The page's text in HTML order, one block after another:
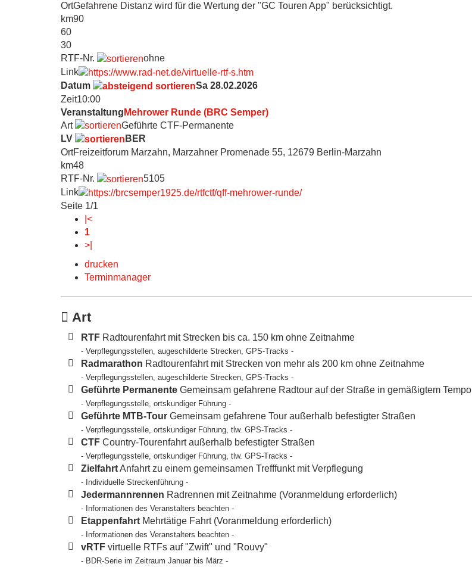
OrtGefahrene Distanz wird für die Wertung der "GC Touren App" berücksichtigt.
km90
60
30
RTF-Nr.
ohne
Link
Datum
Sa 28.02.2026
Zeit10:00
Veranstaltung Mehrower Runde (BRC Semper)
Art
Geführte CTF-Permanente
LV
BER
OrtFreizeitforum Marzahn, Marzahner Promenade 55, 12679 Berlin-Marzahn
km48
RTF-Nr.
5105
Link
Seite 1/1
|<
1
>|
drucken
Terminmanager
Art
RTF Radtourenfahrt mit Strecken bis ca. 150 km ohne Zeitnahme
- Verpflegungsstellen, augeschilderte Strecken, GPS-Tracks -
Radmarathon Radtourenfahrt mit Strecken von mehr als 200 km ohne Zeitnahme
- Verpflegungsstellen, augeschilderte Strecken, GPS-Tracks -
Geführte Permanente Gemeinsam gefahrene Radtour auf der Straße in gemäßigtem Tempo
- Verpflegungsstelle, ortskundiger Führung -
Geführte MTB-Tour Gemeinsam gefahrene Tour außerhalb befestigter Straßen
- Verpflegungsstelle, ortskundiger Führung, tlw. GPS-Tracks -
CTF Country-Tourenfahrt außerhalb befestigter Straßen
- Verpflegungsstelle, ortskundiger Führung, tlw. GPS-Tracks -
ZielfahrtAnfahrt zu einem gemeinsamen Trefffunkt mit Verpflegung
- Individuelle Streckenführung -
Jedermannrennen Radrennen mit Zeitnahme (Voranmeldung erforderlich)
- Informationen des Veranstalters beachten -
Etappenfahrt Mehrtätige Fahrt (Voranmeldung erforderlich)
- Informationen des Veranstalters beachten -
vRTF virtuelle RTFs auf "Zwift" und "Rouvy"
- BDR-Serie im Zeitraum Januar bis März -